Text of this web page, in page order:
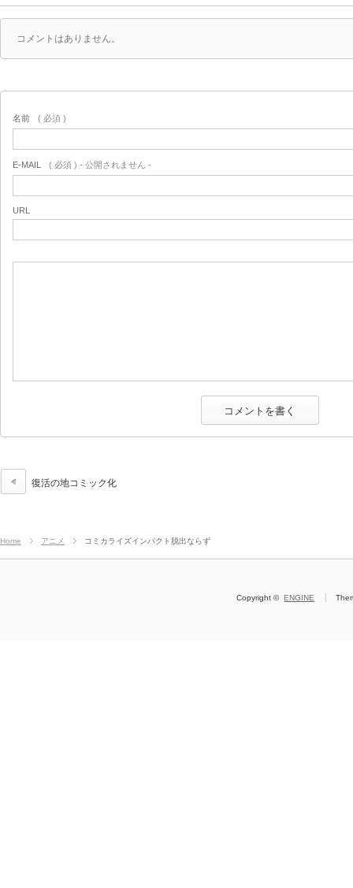
コメントはありません。
名前 ( 必須 )
E-MAIL ( 必須 ) - 公開されません -
URL
復活の地コミック化
Home アニメ コミカライズインパクト脱出ならず
Copyright ©ENGINE